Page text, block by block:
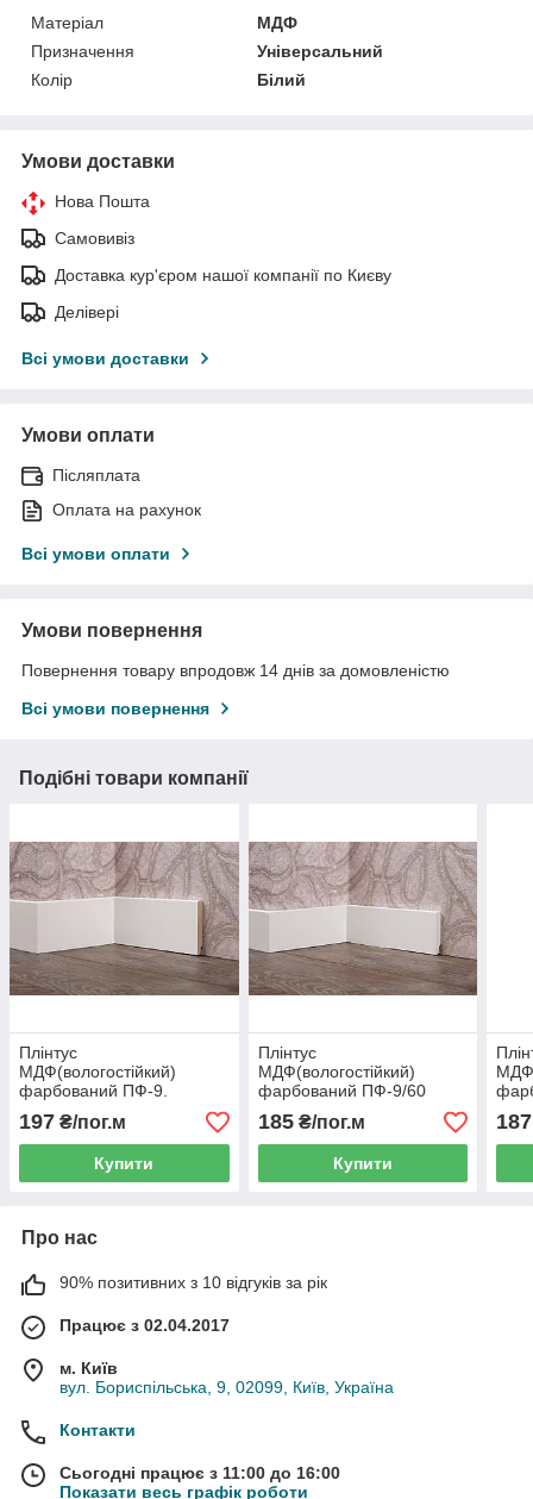
Матеріал
МДФ
Призначення
Універсальний
Колір
Білий
Умови доставки
Нова Пошта
Самовивіз
Доставка кур'єром нашої компанії по Києву
Делівері
Всі умови доставки
Умови оплати
Післяплата
Оплата на рахунок
Всі умови оплати
Умови повернення
Повернення товару впродовж 14 днів за домовленістю
Всі умови повернення
Подібні товари компанії
Плінтус
МДФ(вологостійкий)
фарбований ПФ-9.
80х10х2500
197 ₴/пог.м
Купити
Плінтус
МДФ(вологостійкий)
фарбований ПФ-9/60
60×10×2500 – тонкий
білий плінтус
185₴/пог.м
Купити
187
Про нас
90% позитивних з 10 відгуків за рік
Працює з 02.04.2017
м. Київ
вул. Бориспільська, 9, 02099, Київ, Україна
Контакти
Сьогодні працює з 11:00 до 16:00
Показати весь графік роботи